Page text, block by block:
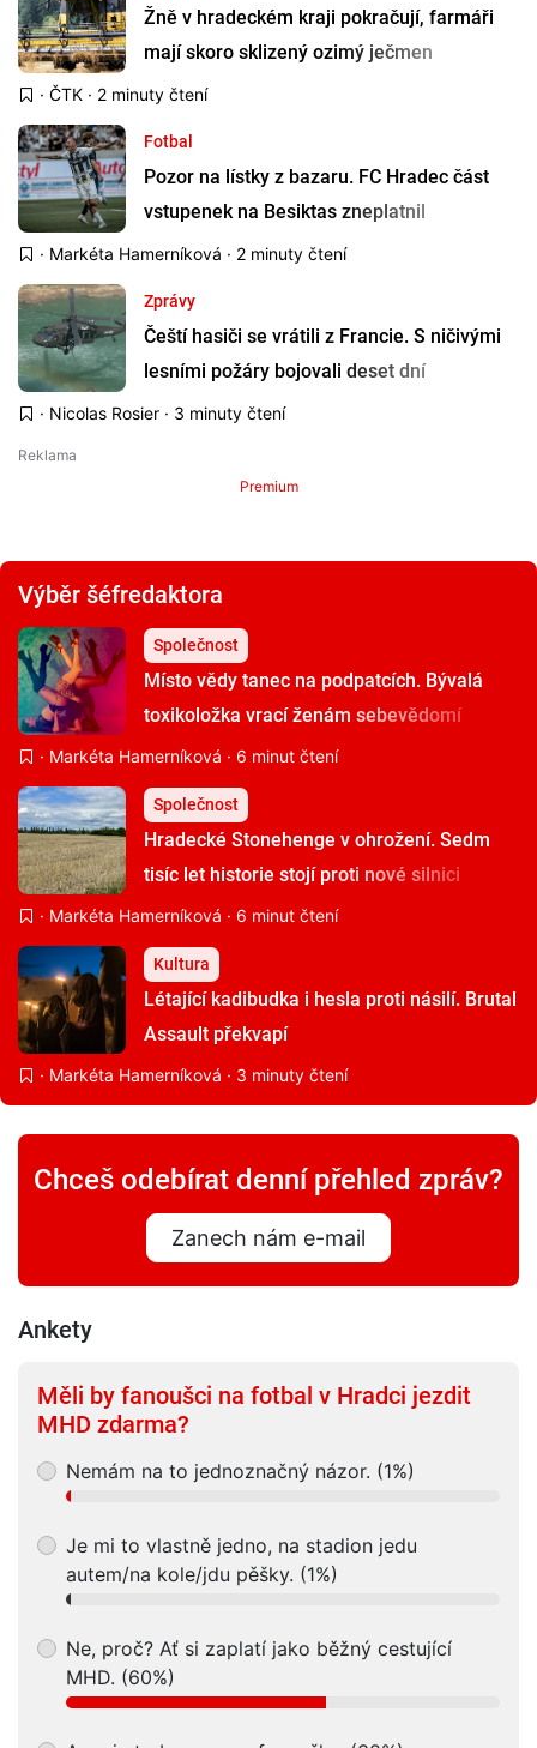
Žně v hradeckém kraji pokračují, farmáři
mají skoro sklizený ozimý ječmen
· ČTK · 2 minuty čtení
Fotbal
Pozor na lístky z bazaru. FC Hradec část
vstupenek na Besiktas zneplatnil
· Markéta Hamerníková · 2 minuty čtení
Zprávy
Čeští hasiči se vrátili z Francie. S ničivými
lesními požáry bojovali deset dní
· Nicolas Rosier · 3 minuty čtení
Premium
Výběr šéfredaktora
Společnost
Místo vědy tanec na podpatcích. Bývalá
toxikoložka vrací ženám sebevědomí
· Markéta Hamerníková · 6 minut čtení
Společnost
Hradecké Stonehenge v ohrožení. Sedm
tisíc let historie stojí proti nové silnici
· Markéta Hamerníková · 6 minut čtení
Kultura
Létající kadibudka i hesla proti násilí. Brutal
Assault překvapí
· Markéta Hamerníková · 3 minuty čtení
Chceš odebírat denní přehled zpráv?
Zanech nám e-mail
Ankety
Měli by fanoušci na fotbal v Hradci jezdit
MHD zdarma?
Nemám na to jednoznačný názor. (1%)
Je mi to vlastně jedno, na stadion jedu
autem/na kole/jdu pěšky. (1%)
Ne, proč? Ať si zaplatí jako běžný cestující
MHD. (60%)